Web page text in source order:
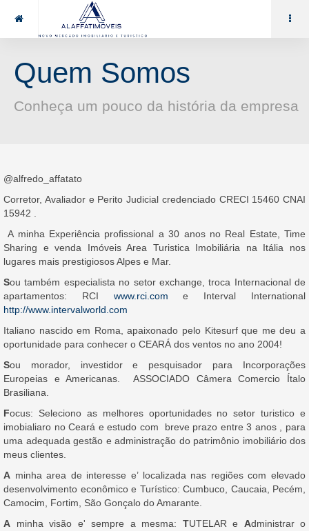
85 99969.7464 alaffat@gmail.com
Quem Somos
Conheça um pouco da história da empresa
@alfredo_affatato
Corretor, Avaliador e Perito Judicial credenciado CRECI 15460 CNAI
15942 .
A minha Experiência proﬁssional a 30 anos no Real Estate, Time
Sharing e venda Imóveis Area Turistica Imobiliária na Itália nos
lugares mais prestigiosos Alpes e Mar.
Sou também especialista no setor exchange, troca Internacional de
apartamentos: RCI www.rci.com e Interval International
http://www.intervalworld.com
Italiano nascido em Roma, apaixonado pelo Kitesurf que me deu a
oportunidade para conhecer o CEARÁ dos ventos no ano 2004!
Sou morador, investidor e pesquisador para Incorporações
Europeias e Americanas. ASSOCIADO Câmera Comercio Ítalo
Brasiliana.
Focus: Seleciono as melhores oportunidades no setor turistico e
imobialiaro no Ceará e estudo com breve prazo entre 3 anos , para
uma adequada gestão e administração do patrimônio imobiliário dos
meus clientes.
A minha area de interesse e’ localizada nas regiões com elevado
desenvolvimento econômico e Turístico: Cumbuco, Caucaia, Pecém,
Camocim, Fortim, São Gonçalo do Amarante.
A minha visão e' sempre a mesma: TUTELAR e Administrar o